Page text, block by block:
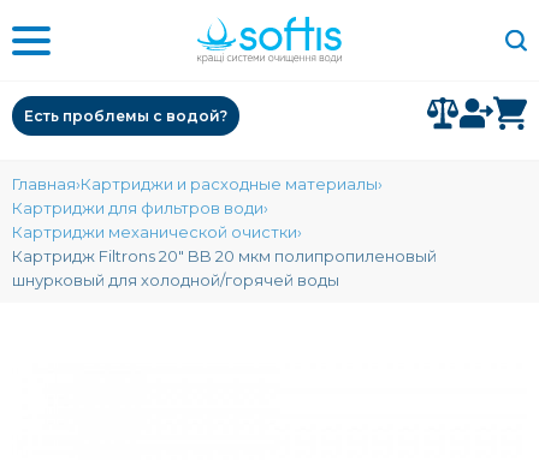
Есть проблемы с водой?
Главная Картриджи и расходные материалы
Картриджи для фильтров води
Картриджи механической очистки
Картридж Filtrons 20" BB 20 мкм полипропиленовый
шнурковый для холодной/горячей воды